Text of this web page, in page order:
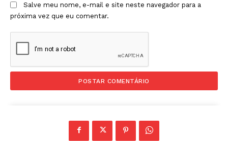
Salve meu nome, e-mail e site neste navegador para a
próxima vez que eu comentar.